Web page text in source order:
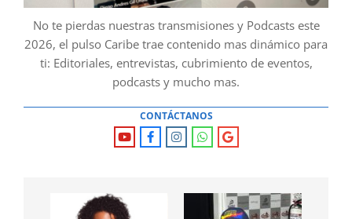
No te pierdas nuestras transmisiones y Podcasts este
2026, el pulso Caribe trae contenido mas dinámico para
ti: Editoriales, entrevistas, cubrimiento de eventos,
podcasts y mucho mas.
CONTÁCTANOS